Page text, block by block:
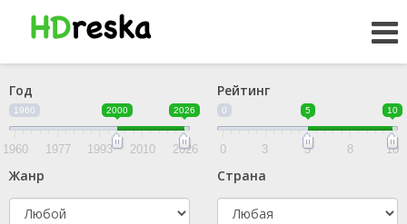
Год
1960 2000 2026
1960 1977 1993 2010 2026
Рейтинг
0 5 10
0 3 5 8 10
Жанр Страна